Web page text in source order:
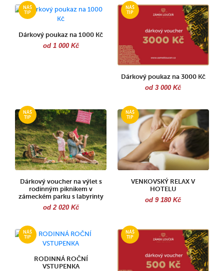
Dárkový poukaz na 1000 Kč
od 1 000 Kč
Dárkový poukaz na 3000 Kč
od 3 000 Kč
Dárkový voucher na výlet s
rodinným piknikem v
zámeckém parku s labyrinty
od 2 020 Kč
VENKOVSKÝ RELAX V
HOTELU
od 9 180 Kč
RODINNÁ ROČNÍ
VSTUPENKA